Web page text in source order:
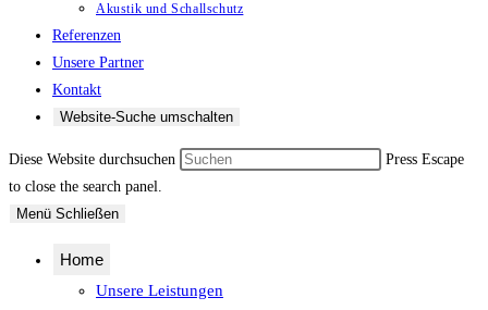
Akustik und Schallschutz
Referenzen
Unsere Partner
Kontakt
Website-Suche umschalten
Diese Website durchsuchen
Press Escape
to close the search panel.
Menü Schließen
Home
Unsere Leistungen